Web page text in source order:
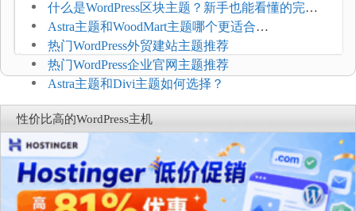
题
什么是WordPress区块主题？新手也能看懂的完整
介绍
Astra主题和WoodMart主题哪个更适合
WooCommerce
热门WordPress外贸建站主题推荐
热门WordPress企业官网主题推荐
Astra主题和Divi主题如何选择？
性价比高的WordPress主机